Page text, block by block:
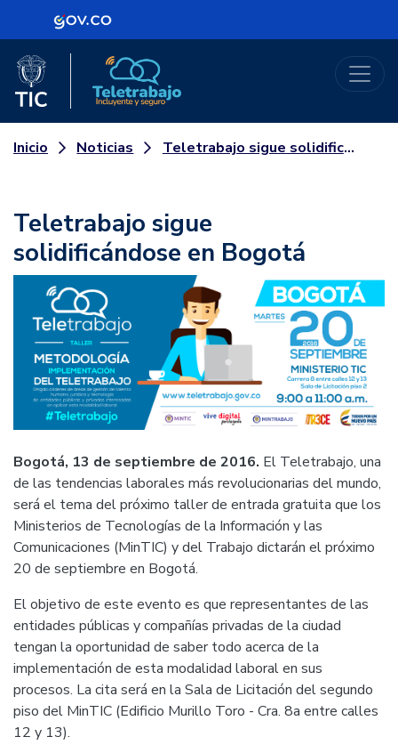
Logo Gobierno de Colombia
Logo del Ministerio TIC
Inicio Noticias Teletrabajo sigue solidificándose en Bogotá
Teletrabajo sigue
solidificándose en Bogotá
Bogotá, 13 de septiembre de 2016. El Teletrabajo, una
de las tendencias laborales más revolucionarias del mundo,
será el tema del próximo taller de entrada gratuita que los
Ministerios de Tecnologías de la Información y las
Comunicaciones (MinTIC) y del Trabajo dictarán el próximo
20 de septiembre en Bogotá.
El objetivo de este evento es que representantes de las
entidades públicas y compañías privadas de la ciudad
tengan la oportunidad de saber todo acerca de la
implementación de esta modalidad laboral en sus
procesos. La cita será en la Sala de Licitación del segundo
piso del MinTIC (Edificio Murillo Toro - Cra. 8a entre calles
12 y 13).